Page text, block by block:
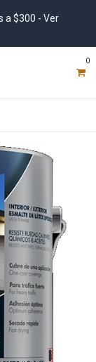
a $300 - Ver
0